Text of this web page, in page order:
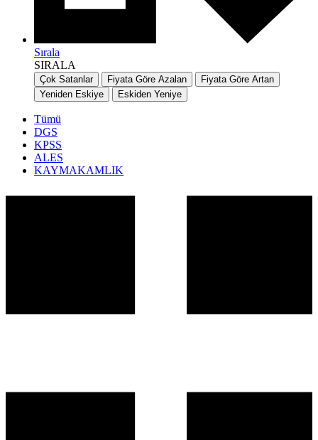
Sırala
SIRALA
Çok Satanlar Fiyata Göre Azalan
Fiyata Göre Artan
Yeniden Eskiye
Eskiden Yeniye
Tümü
DGS
KPSS
ALES
KAYMAKAMLIK